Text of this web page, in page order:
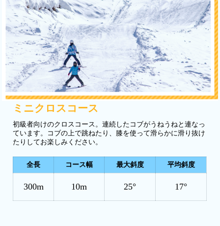
ミニクロスコース
初級者向けのクロスコース。連続したコブがうねうねと連なっ
ています。コブの上で跳ねたり、膝を使って滑らかに滑り抜け
たりしてお楽しみください。
全長 コース幅 最大斜度 平均斜度
300m 10m 25° 17°